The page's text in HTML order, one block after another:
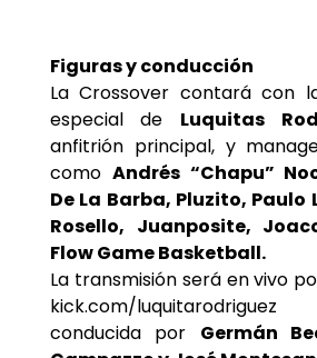
Figuras y conducción
La Crossover contará con
especial de Luquitas
anfitrión principal, y
como Andrés “Chapu”
De La Barba, Pluzito, Paulo
Rosello, Juanposite,
Flow Game Basketball.
La transmisión será en vivo
kick.com/
conducida por Germán